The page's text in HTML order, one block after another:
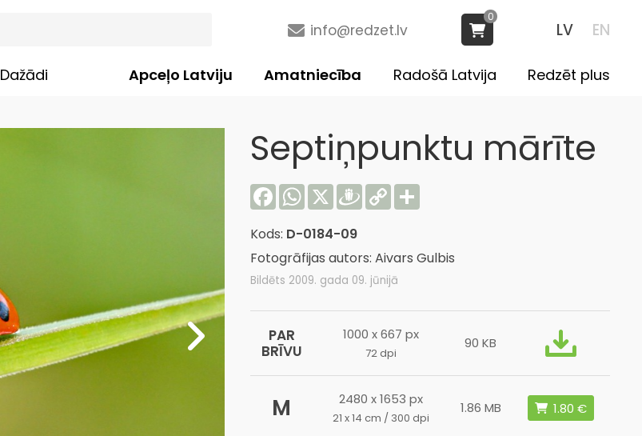
LV EN
info@redzet.lv
0
Dažādi Redzēt plus
Radošā Latvija
Amatniecība
Apceļo Latviju
Septiņpunktu mārīte
Facebook
WhatsApp
X Draugiem
Copy
Link
Share
Kods: D-0184-09
Fotogrāfijas autors: Aivars Gulbis
Bildēts 2009. gada 09. jūnijā
PAR
BRĪVU
1000 x 667 px
72 dpi
90 KB
M 2480 x 1653 px
21 x 14 cm / 300 dpi
1.86 MB